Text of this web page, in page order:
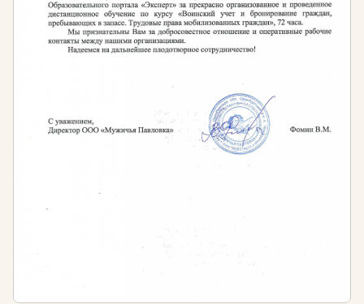
должностных лиц в размере от 1 тысячи до 5
тысяч рублей
лиц, осуществляющих предпринимательскую
лица от 1 тысячи до 5 тысяч рублей
юридических лиц от 30 тысяч до 50 тысяч
рублей
Образовательные программы, реализуемые
Образовательным порталом «Эксперт»
профессиональных стандартов и федеральных
государственных образовательных стандартов
(ФГОС):